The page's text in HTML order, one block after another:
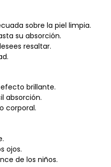
sobre la piel limpia.
su absorción.
resaltar.
brillante.
absorción.
corporal.
ojos.
de los niños.